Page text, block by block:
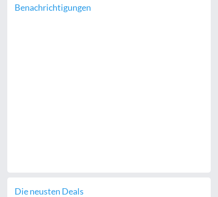
Benachrichtigungen
Die neusten Deals